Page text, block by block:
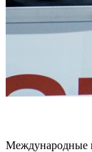
Международные